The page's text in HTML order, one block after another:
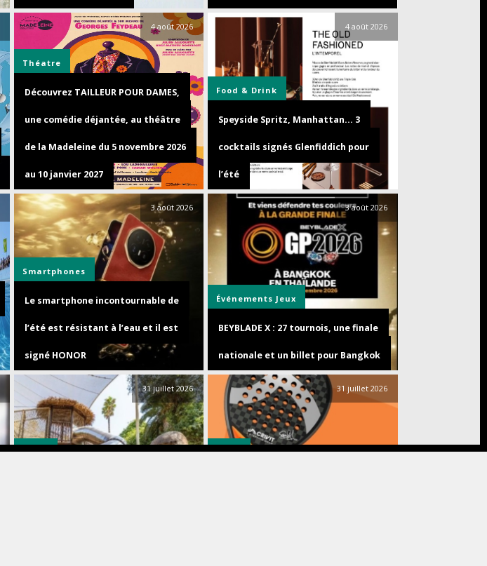
4 août 2026
Théatre
Découvrez TAILLEUR POUR DAMES,
une comédie déjantée, au théâtre
de la Madeleine du 5 novembre 2026
au 10 janvier 2027
4 août 2026
Food & Drink
Speyside Spritz, Manhattan… 3
cocktails signés Glenfiddich pour
l’été
3 août 2026
Smartphones
Le smartphone incontournable de
l’été est résistant à l’eau et il est
signé HONOR
3 août 2026
Événements Jeux
BEYBLADE X : 27 tournois, une finale
nationale et un billet pour Bangkok
31 juillet 2026
Parcs
31 juillet 2026
Sport